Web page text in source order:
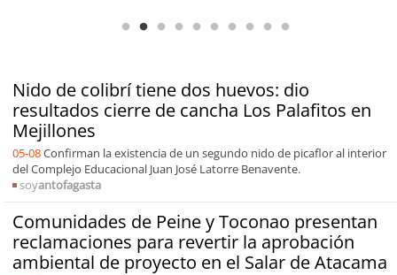
Nido de colibrí tiene dos huevos: dio
resultados cierre de cancha Los Palafitos en
Mejillones
05-08Confirman la existencia de un segundo nido de picaflor al interior
del Complejo Educacional Juan José Latorre Benavente.
soyantofagasta
Comunidades de Peine y Toconao presentan
reclamaciones para revertir la aprobación
ambiental de proyecto en el Salar de Atacama